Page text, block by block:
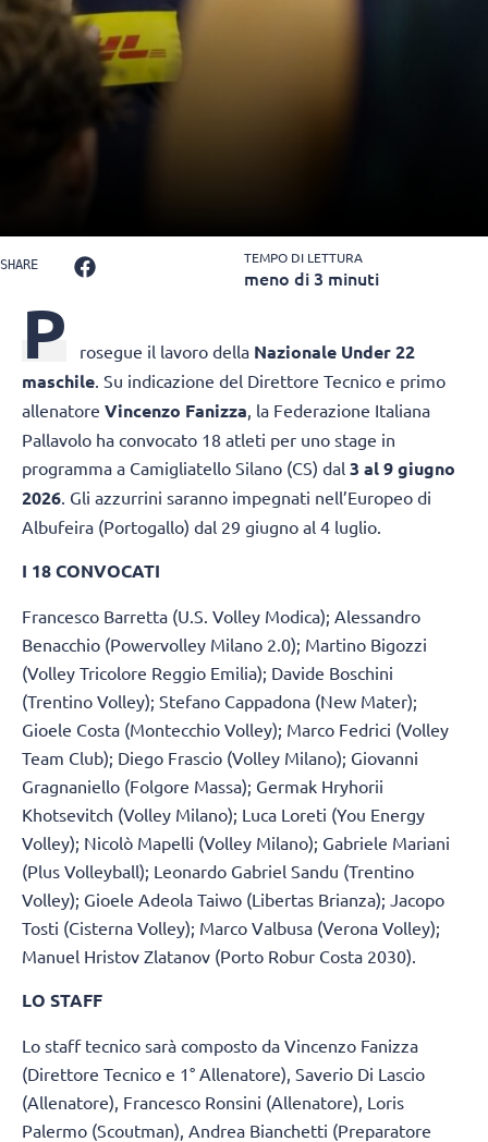
SHARE TEMPO DI LETTURA
meno di 3 minuti
P rosegue il lavoro della Nazionale Under 22
maschile. Su indicazione del Direttore Tecnico e primo
allenatore Vincenzo Fanizza, la Federazione Italiana
Pallavolo ha convocato 18 atleti per uno stage in
programma a Camigliatello Silano (CS) dal 3 al 9 giugno
2026. Gli azzurrini saranno impegnati nell’Europeo di
Albufeira (Portogallo) dal 29 giugno al 4 luglio.
I 18 CONVOCATI
Francesco Barretta (U.S. Volley Modica); Alessandro
Benacchio (Powervolley Milano 2.0); Martino Bigozzi
(Volley Tricolore Reggio Emilia); Davide Boschini
(Trentino Volley); Stefano Cappadona (New Mater);
Gioele Costa (Montecchio Volley); Marco Fedrici (Volley
Team Club); Diego Frascio (Volley Milano); Giovanni
Gragnaniello (Folgore Massa); Germak Hryhorii
Khotsevitch (Volley Milano); Luca Loreti (You Energy
Volley); Nicolò Mapelli (Volley Milano); Gabriele Mariani
(Plus Volleyball); Leonardo Gabriel Sandu (Trentino
Volley); Gioele Adeola Taiwo (Libertas Brianza); Jacopo
Tosti (Cisterna Volley); Marco Valbusa (Verona Volley);
Manuel Hristov Zlatanov (Porto Robur Costa 2030).
LO STAFF
Lo staff tecnico sarà composto da Vincenzo Fanizza
(Direttore Tecnico e 1° Allenatore), Saverio Di Lascio
(Allenatore), Francesco Ronsini (Allenatore), Loris
Palermo (Scoutman), Andrea Bianchetti (Preparatore